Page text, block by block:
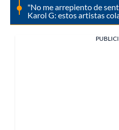
"No me arrepiento de
Karol G: estos artistas